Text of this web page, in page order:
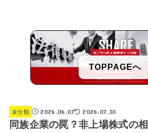
TOPPAGEへ
未分類 2026.06.07 2026.07.30
同族企業の罠？非上場株式の